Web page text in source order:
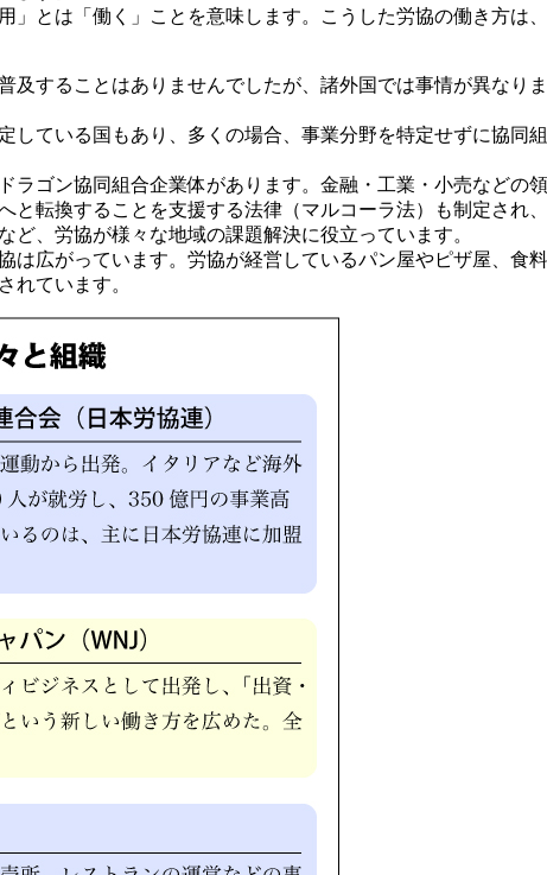
とは「働く」ことを意味します。こうした労協の働き方は、
することはありませんでしたが、諸外国では事情が異なり
ている国もあり、多くの場合、事業分野を特定せずに協同
ゴン協同組合企業体があります。金融・工業・小売などの
と転換することを支援する法律（マルコーラ法）も制定され
、労協が様々な地域の課題解決に役立っています。
広がっています。労協が経営しているパン屋やピザ屋、食
れています。